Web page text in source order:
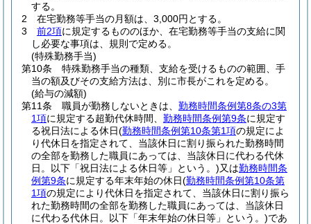
する。
2
在宅勤務等手当の月額は、3,000円とする。
3
前2項に規定するもののほか、在宅勤務等手当の支給に関
し必要な事項は、規則で定める。
(特殊勤務手当)
第10条
特殊勤務手当の種類、支給を受けるものの範囲、手
当の額及びその支給方法は、別に市長がこれを定める。
(給与の減額)
第11条
職員が勤務しないときは、 勤務時間条例第8条の3第
1項に規定する超勤代休時間、 勤務時間条例第9条に規定す
る祝日法による休日(勤務時間条例第10条第1項の規定によ
り代休日を指定されて、当該休日に割り振られた勤務時間
の全部を勤務した職員にあっては、当該休日に代わる代休
日。以下「祝日法による休日等」という。)又は勤務時間条
例第9条に規定する年末年始の休日(勤務時間条例第10条第
1項の規定により代休日を指定されて、当該休日に割り振ら
れた勤務時間の全部を勤務した職員にあっては、当該休日
に代わる代休日。以下「年末年始の休日等」という。)であ